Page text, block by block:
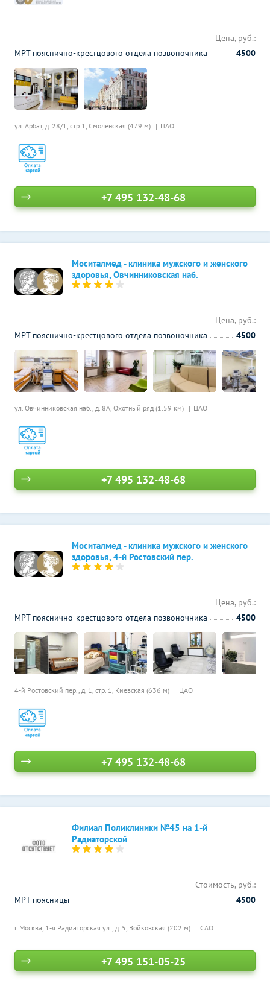
ул. Арбат, д. 28/1, стр.1, Смоленская (479 м) ЦАО
Цена, руб.:
МРТ пояснично-крестцового отдела позвоночника
4500
+7 495 132-48-68
Моситалмед - клиника мужского и женского
здоровья, Овчинниковская наб.
ул. Овчинниковская наб., д. 8А, Охотный ряд (1.59 км) ЦАО
Цена, руб.:
МРТ пояснично-крестцового отдела позвоночника
4500
+7 495 132-48-68
Моситалмед - клиника мужского и женского
здоровья, 4-й Ростовский пер.
4-й Ростовский пер., д. 1, стр. 1, Киевская (636 м) ЦАО
Цена, руб.:
МРТ пояснично-крестцового отдела позвоночника
4500
+7 495 132-48-68
Филиал Поликлиники №45 на 1-й
Радиаторской
г. Москва, 1-я Радиаторская ул., д. 5, Войковская (202 м) САО
Стоимость, руб.:
МРТ поясницы
4500
+7 495 151-05-25